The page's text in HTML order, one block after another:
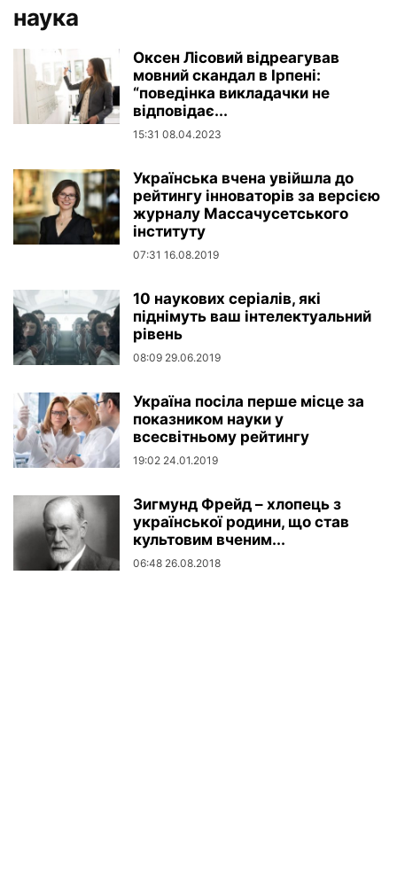
наука
Оксен Лісовий відреагував
мовний скандал в Ірпені:
“поведінка викладачки не
відповідає...
15:31 08.04.2023
Українська вчена увійшла до
рейтингу інноваторів за версією
журналу Массачусетського
інституту
07:31 16.08.2019
10 наукових серіалів, які
піднімуть ваш інтелектуальний
рівень
08:09 29.06.2019
Україна посіла перше місце за
показником науки у
всесвітньому рейтингу
19:02 24.01.2019
Зигмунд Фрейд – хлопець з
української родини, що став
культовим вченим...
06:48 26.08.2018